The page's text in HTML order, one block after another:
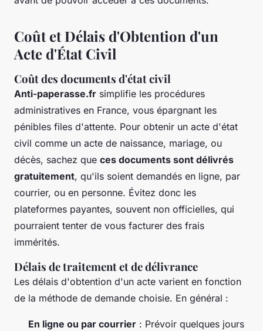
Coût et Délais d'Obtention d'un
Acte d'État Civil
Coût des documents d'état civil
Anti-paperasse.fr simplifie les procédures
administratives en France, vous épargnant les
pénibles files d'attente. Pour obtenir un acte d'état
civil comme un acte de naissance, mariage, ou
décès, sachez que ces documents sont délivrés
gratuitement, qu'ils soient demandés en ligne, par
courrier, ou en personne. Évitez donc les
plateformes payantes, souvent non officielles, qui
pourraient tenter de vous facturer des frais
immérités.
Délais de traitement et de délivrance
Les délais d'obtention d'un acte varient en fonction
de la méthode de demande choisie. En général :
En ligne ou par courrier : Prévoir quelques jours